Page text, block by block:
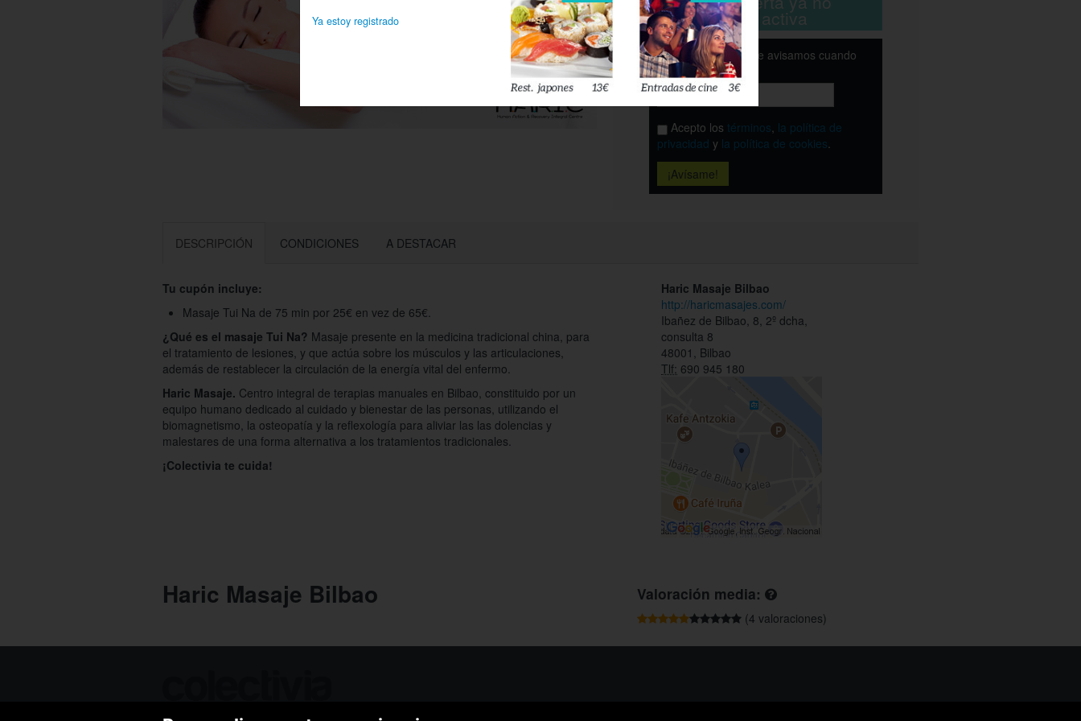
está activa
Déjanos tu email y te avisamos cuando
esté disponible
Acepto los términos, la política de
privacidad y la política de cookies.
DESCRIPCIÓN CONDICIONES A DESTACAR
Tu cupón incluye:
Masaje Tui Na de 75 min por 25€ en vez de 65€.
¿Qué es el masaje Tui Na? Masaje presente en la medicina tradicional china, para
el tratamiento de lesiones, y que actúa sobre los músculos y las articulaciones,
además de restablecer la circulación de la energía vital del enfermo.
Haric Masaje. Centro integral de terapias manuales en Bilbao, constituido por un
equipo humano dedicado al cuidado y bienestar de las personas, utilizando el
biomagnetismo, la osteopatía y la reflexología para aliviar las las dolencias y
malestares de una forma alternativa a los tratamientos tradicionales.
¡Colectivia te cuida!
Haric Masaje Bilbao
http://haricmasajes.com/
Ibañez de Bilbao, 8, 2º dcha,
consulta 8
48001, Bilbao
Tlf: 690 945 180
Haric Masaje Bilbao Valoración media:
(4 valoraciones)
Ya estoy registrado